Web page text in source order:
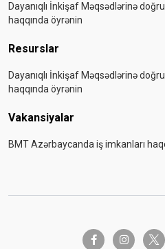
Dayanıqlı İnkişaf Məqsədlərinə
haqqında öyrənin
Resurslar
Dayanıqlı İnkişaf Məqsədlərinə
haqqında öyrənin
Vakansiyalar
BMT Azərbaycanda iş imkanları
facebook-finstagram